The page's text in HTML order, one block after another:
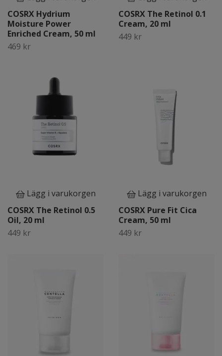
COSRX Hydrium
Moisture Power
Enriched Cream, 50 ml
469 kr
COSRX The Retinol 0.1
Cream, 20 ml
449 kr
Lägg i varukorgen
COSRX The Retinol 0.5
Oil, 20 ml
449 kr
Lägg i varukorgen
COSRX Pure Fit Cica
Cream, 50 ml
449 kr